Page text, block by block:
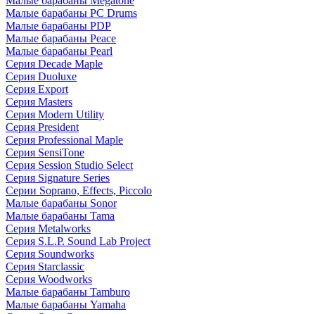
Малые барабаны PC Drums
Малые барабаны PDP
Малые барабаны Peace
Малые барабаны Pearl
Серия Decade Maple
Серия Duoluxe
Серия Export
Серия Masters
Серия Modern Utility
Серия President
Серия Professional Maple
Серия SensiTone
Серия Session Studio Select
Серия Signature Series
Серии Soprano, Effects, Piccolo
Малые барабаны Sonor
Малые барабаны Tama
Серия Metalworks
Серия S.L.P. Sound Lab Project
Серия Soundworks
Серия Starclassic
Серия Woodworks
Малые барабаны Tamburo
Малые барабаны Yamaha